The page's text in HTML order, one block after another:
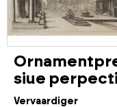
siue
Vervaardiger